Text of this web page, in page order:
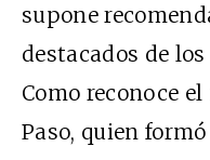
supone
destacados de
Como reconoce
Paso, quien